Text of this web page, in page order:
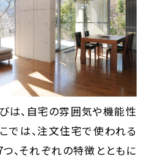
は、自宅の雰囲気や機能性
では、注文住宅で使われる
、それぞれの特徴とともに